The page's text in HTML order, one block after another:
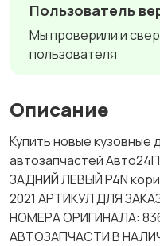
Пользователь
Мы проверили и
пользователя
Описание
Купить новые кузовные
автозапчастей
ЗАДНИЙ ЛЕВЫЙ P4N
2021 АРТИКУЛ ДЛЯ
НОМЕРА ОРИГИНАЛА:
АВТОЗАПЧАСТИ В